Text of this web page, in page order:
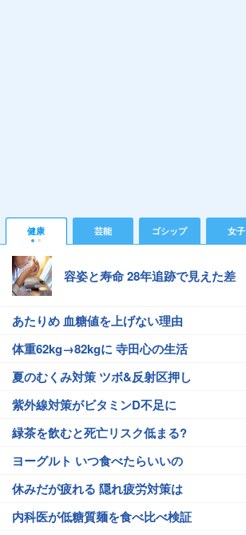
健康 芸能 ゴシップ 女子
容姿と寿命 28年追跡で見えた差
あたりめ 血糖値を上げない理由
体重62kg→82kgに 寺田心の生活
夏のむくみ対策 ツボ&反射区押し
紫外線対策がビタミンD不足に
緑茶を飲むと死亡リスク低まる?
ヨーグルト いつ食べたらいいの
休みだが疲れる 隠れ疲労対策は
内科医が低糖質麺を食べ比べ検証